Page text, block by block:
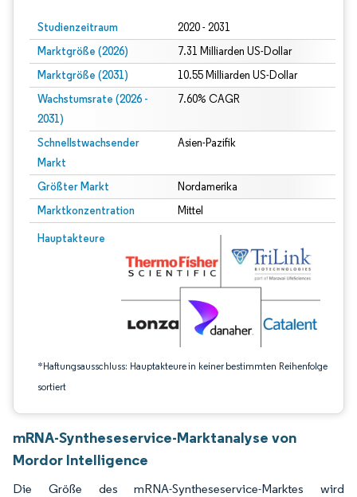
Studienzeitraum 2020 - 2031
Marktgröße (2026) 7.31 Milliarden US-Dollar
Marktgröße (2031) 10.55 Milliarden US-Dollar
Wachstumsrate (2026 -
2031)
7.60% CAGR
Schnellstwachsender
Markt
Asien-Pazifik
Größter Markt Nordamerika
Marktkonzentration Mittel
Hauptakteure
*Haftungsausschluss: Hauptakteure in keiner bestimmten Reihenfolge
sortiert
Bild © Mordor Intelligence. Wiederverwendung erfordert Namensnennung
mRNA-Syntheseservice-Marktanalyse von
Mordor Intelligence
Die Größe des mRNA-Syntheseservice-Marktes wird